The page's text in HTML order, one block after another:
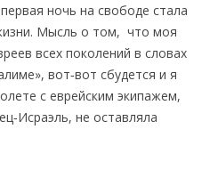
ночь на свободе стала
Мысль о том, что моя
всех поколений в словах
вот‐вот сбудется и я
с еврейским экипажем,
не оставляла